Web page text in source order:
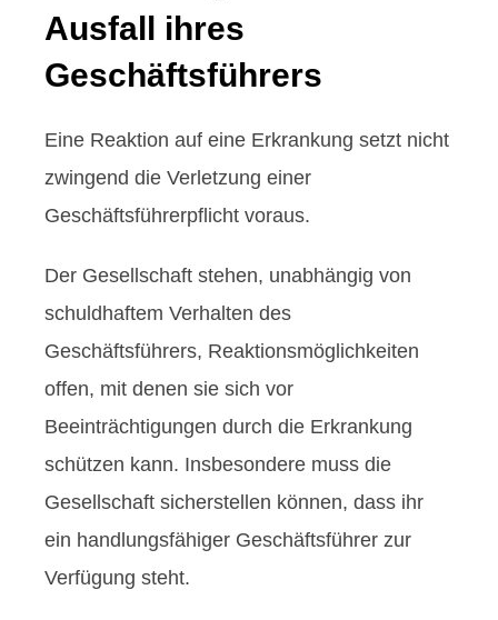
Ausfall ihres
Geschäftsführers
Eine Reaktion auf eine Erkrankung setzt nicht
zwingend die Verletzung einer
Geschäftsführerpflicht voraus.
Der Gesellschaft stehen, unabhängig von
schuldhaftem Verhalten des
Geschäftsführers, Reaktionsmöglichkeiten
offen, mit denen sie sich vor
Beeinträchtigungen durch die Erkrankung
schützen kann. Insbesondere muss die
Gesellschaft sicherstellen können, dass ihr
ein handlungsfähiger Geschäftsführer zur
Verfügung steht.